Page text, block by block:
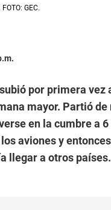
GEC.
por primera
mayor. Partió de
en la cumbre a
aviones y
llegar a otros países.